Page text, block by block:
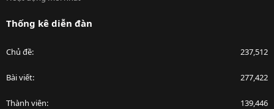
Thống kê diễn đàn
Chủ đề 237,512
Bài viết 277,422
Thành viên 139,446